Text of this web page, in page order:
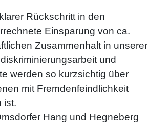
Rückschritt in den
Einsparung von ca.
Zusammenhalt in unserer
und
werden so kurzsichtig über
mit Fremdenfeindlichkeit
ist.
Hang und Hegneberg